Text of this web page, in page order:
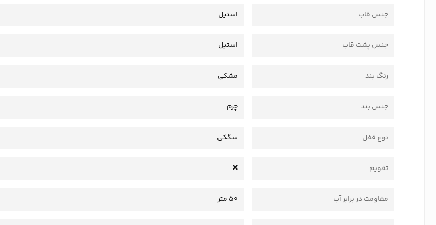
جنس قاب استیل
جنس پشت قاب استیل
رنگ بند مشکی
جنس بند چرم
نوع قفل سگکی
تقویم
مقاومت در برابر آب 50 متر